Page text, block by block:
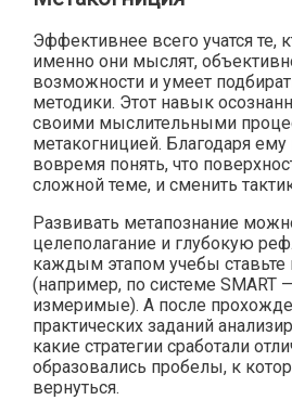
Эффективнее всего учатся те,
именно они мыслят,
возможности и умеет
методики. Этот навык
своими мыслительными
метакогницией. Благодаря
вовремя понять, что
сложной теме, и сменить
Развивать метапознание
целеполагание и глубокую
каждым этапом учебы ставьте
(например, по системе SMART
измеримые). А после
практических заданий
какие стратегии сработали
образовались пробелы, к
вернуться.